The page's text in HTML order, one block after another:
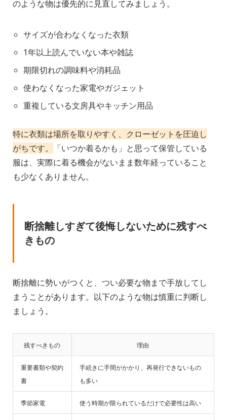
のような物は優先的に見直してみましょう。
サイズが合わなくなった衣類
1年以上読んでいない本や雑誌
期限切れの調味料や消耗品
使わなくなった家電やガジェット
重複している文房具やキッチン用品
特に衣類は場所を取りやすく、クローゼットを圧迫し
がちです。
「いつか着るかも」と思って保管している
服は、実際に着る機会がないまま数年経っていること
も少なくありません。
断捨離しすぎて後悔しないために残すべ
きもの
断捨離に勢いがつくと、つい必要な物まで手放してし
まうことがあります。以下のような物は慎重に判断し
ましょう。
残すべきもの 理由
重要書類や契約
書
手続きに手間がかかり、再発行できないもの
も多い
季節家電 使う時期が限られているだけで必要性は高い